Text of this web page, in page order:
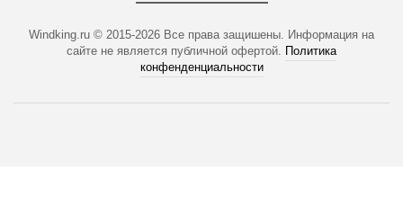
Windking.ru © 2015-2026 Все права защишены. Информация на
сайте не является публичной офертой. Политика
конфенденциальности